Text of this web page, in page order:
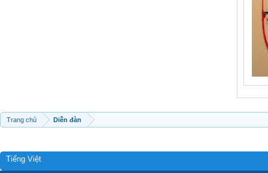
Trang chủ Diễn đàn
Tiếng Việt